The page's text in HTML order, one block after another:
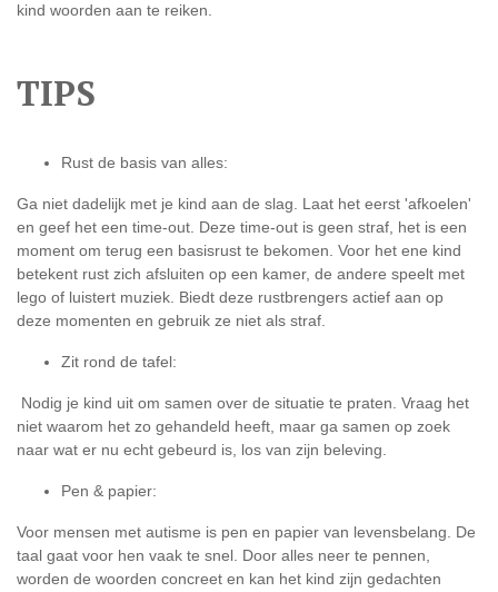
kind woorden aan te reiken.
TIPS
Rust de basis van alles:
Ga niet dadelijk met je kind aan de slag. Laat het eerst 'afkoelen'
en geef het een time-out. Deze time-out is geen straf, het is een
moment om terug een basisrust te bekomen. Voor het ene kind
betekent rust zich afsluiten op een kamer, de andere speelt met
lego of luistert muziek. Biedt deze rustbrengers actief aan op
deze momenten en gebruik ze niet als straf.
Zit rond de tafel:
Nodig je kind uit om samen over de situatie te praten. Vraag het
niet waarom het zo gehandeld heeft, maar ga samen op zoek
naar wat er nu echt gebeurd is, los van zijn beleving.
Pen & papier:
Voor mensen met autisme is pen en papier van levensbelang. De
taal gaat voor hen vaak te snel. Door alles neer te pennen,
worden de woorden concreet en kan het kind zijn gedachten